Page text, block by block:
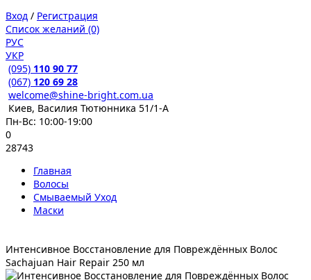
Вход / Регистрация
Список желаний (0)
РУС
УКР
(095) 110 90 77
(067) 120 69 28
welcome@shine-bright.com.ua
Киев, Василия Тютюнника 51/1-А
Пн-Вс: 10:00-19:00
0
28743
Главная
Волосы
Смываемый Уход
Маски
Интенсивное Восстановление для Повреждённых Волос
Sachajuan Hair Repair 250 мл